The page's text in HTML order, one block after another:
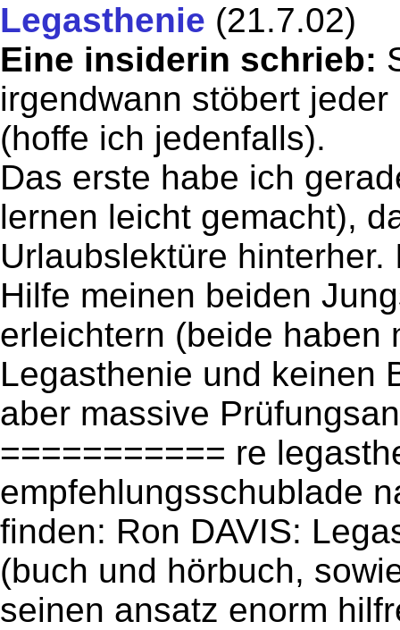
Legasthenie (21.7.02)
Eine insiderin schrieb:
irgendwann stöbert
(hoffe ich jedenfalls).
Das erste habe ich
lernen leicht gemacht),
Urlaubslektüre
Hilfe meinen beiden
erleichtern (beide haben
Legasthenie und keinen
aber massive
=========== re
empfehlungsschublade
finden: Ron DAVIS:
(buch und hörbuch,
seinen ansatz enorm